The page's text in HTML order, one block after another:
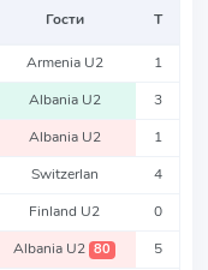
Гости Т
Armenia U2 1
Albania U2 3
Albania U2 1
Switzerlan 4
Finland U2 0
Albania U2 80 5